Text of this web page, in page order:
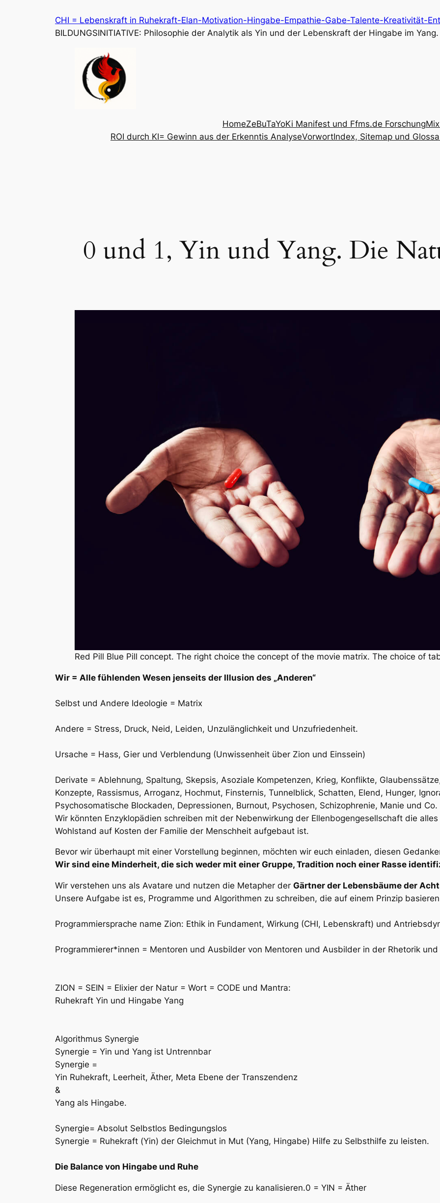
CHI = Lebenskraft in Ruhekraft-Elan-Motivation-Hingabe-Empathie-Gabe-Talente-Kreativität-
BILDUNGSINITIATIVE: Philosophie der Analytik als Yin und der Lebenskraft der Hingabe im
HomeZeBuTaYoKi Manifest und Ffms.de Forschung
ROI durch KI= Gewinn aus der Erkenntis AnalyseVorwortIndex, Sitemap und
0 und 1, Yin und Yang. Die
Red Pill Blue Pill concept. The right choice the concept of the movie matrix. The choice of
Wir = Alle fühlenden Wesen jenseits der Illusion des „Anderen“
Selbst und Andere Ideologie = Matrix
Andere = Stress, Druck, Neid, Leiden, Unzulänglichkeit und Unzufriedenheit.
Ursache = Hass, Gier und Verblendung (Unwissenheit über Zion und Einssein)
Derivate = Ablehnung, Spaltung, Skepsis, Asoziale Kompetenzen, Krieg, Konflikte,
Konzepte, Rassismus, Arroganz, Hochmut, Finsternis, Tunnelblick, Schatten, Elend, Hunger,
Psychosomatische Blockaden, Depressionen, Burnout, Psychosen, Schizophrenie, Manie und Co.
Wir könnten Enzyklopädien schreiben mit der Nebenwirkung der Ellenbogengesellschaft die
Wohlstand auf Kosten der Familie der Menschheit aufgebaut ist.
Bevor wir überhaupt mit einer Vorstellung beginnen, möchten wir euch einladen, diesen
Wir sind eine Minderheit, die sich weder mit einer Gruppe, Tradition noch einer Rasse
Wir verstehen uns als Avatare und nutzen die Metapher der Gärtner der Lebensbäume der
Unsere Aufgabe ist es, Programme und Algorithmen zu schreiben, die auf einem Prinzip
Programmiersprache name Zion: Ethik in Fundament, Wirkung (CHI, Lebenskraft) und
Programmierer*innen = Mentoren und Ausbilder von Mentoren und Ausbilder in der Rhetorik
ZION = SEIN = Elixier der Natur = Wort = CODE und Mantra:
Ruhekraft Yin und Hingabe Yang
Algorithmus Synergie
Synergie = Yin und Yang ist Untrennbar
Synergie =
Yin Ruhekraft, Leerheit, Äther, Meta Ebene der Transzendenz
&
Yang als Hingabe.
Synergie= Absolut Selbstlos Bedingungslos
Synergie = Ruhekraft (Yin) der Gleichmut in Mut (Yang, Hingabe) Hilfe zu Selbsthilfe zu leisten.
Die Balance von Hingabe und Ruhe
Diese Regeneration ermöglicht es, die Synergie zu kanalisieren.0 = YIN = Äther